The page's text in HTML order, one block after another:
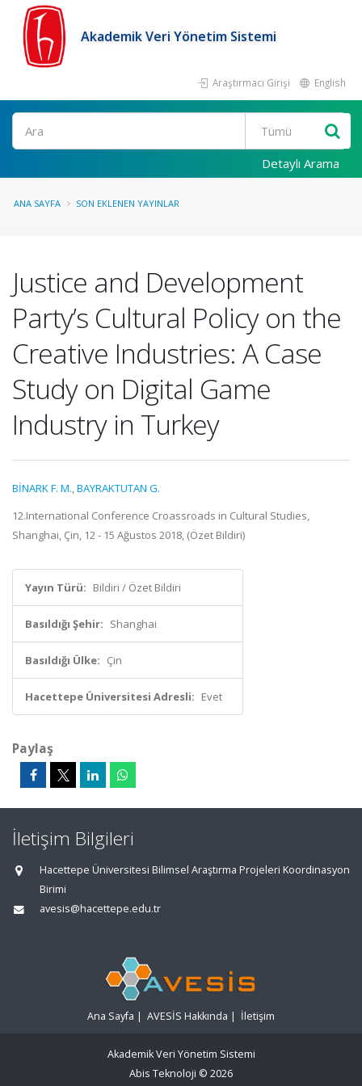
Akademik Veri Yönetim Sistemi
Araştırmacı Girişi English
Ara
Detaylı Arama
ANA SAYFA SON EKLENEN YAYINLAR
Justice and Development
Party’s Cultural Policy on the
Creative Industries: A Case
Study on Digital Game
Industry in Turkey
BİNARK F. M.,BAYRAKTUTAN G.
12.International Conference Croassroads in Cultural Studies,
Shanghai, Çin, 12 - 15 Ağustos 2018, (Özet Bildiri)
Yayın Türü: Bildiri / Özet Bildiri
Basıldığı Şehir: Shanghai
Basıldığı Ülke: Çin
Hacettepe Üniversitesi Adresli: Evet
Paylaş
İletişim Bilgileri
Hacettepe Üniversitesi Bilimsel Araştırma Projeleri Koordinasyon
Birimi
avesis@hacettepe.edu.tr
Ana Sayfa | AVESİS Hakkında | İletişim
Akademik Veri Yönetim Sistemi
Abis Teknoloji © 2026